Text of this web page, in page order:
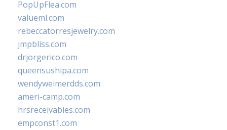
PopUpFlea.com
valueml.com
rebeccatorresjewelry.com
jmpbliss.com
drjorgerico.com
queensushipa.com
wendyweimerdds.com
ameri-camp.com
hrsreceivables.com
empconst1.com